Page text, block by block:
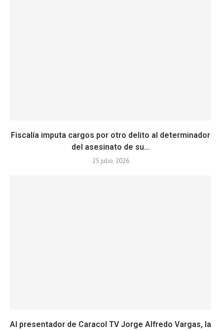
Fiscalía imputa cargos por otro delito al determinador
del asesinato de su...
25 julio, 2026
Al presentador de Caracol TV Jorge Alfredo Vargas, la